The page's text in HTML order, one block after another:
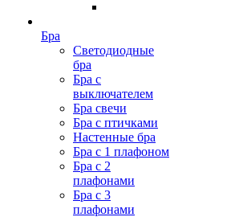
Бра
Светодиодные
бра
Бра с
выключателем
Бра свечи
Бра с птичками
Настенные бра
Бра с 1 плафоном
Бра с 2
плафонами
Бра с 3
плафонами